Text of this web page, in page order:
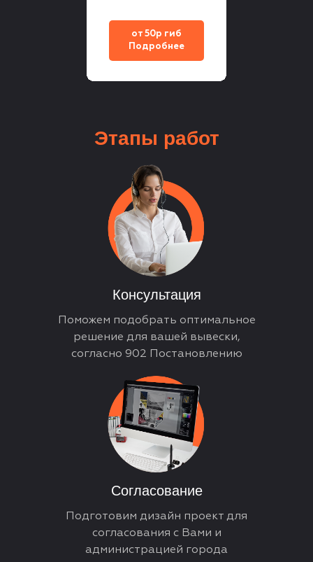
от 50р гиб
Подробнее
Этапы работ
Поможем подобрать оптимальное
решение для вашей вывески,
согласно 902 Постановлению
Консультация
Подготовим дизайн проект для
согласования с Вами и
администрацией города
Согласование